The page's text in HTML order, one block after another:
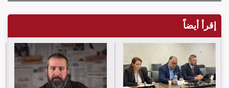
لجنة دعم الصحفيين تدين قرار توقيف الصحافي حسن عليق
إقرأ أيضاً